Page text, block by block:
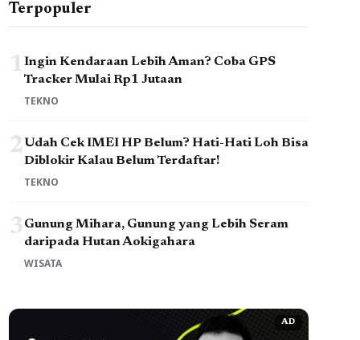
Terpopuler
1Ingin Kendaraan Lebih Aman? Coba GPS
Tracker Mulai Rp1 Jutaan
TEKNO
2Udah Cek IMEI HP Belum? Hati-Hati Loh Bisa
Diblokir Kalau Belum Terdaftar!
TEKNO
3Gunung Mihara, Gunung yang Lebih Seram
daripada Hutan Aokigahara
WISATA
AD